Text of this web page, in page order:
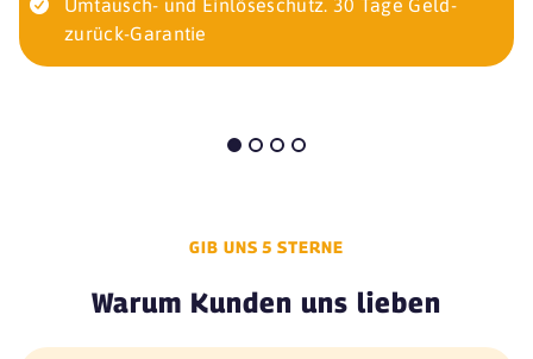
Umtausch- und Einlöseschutz. 30 Tage Geld-
zurück-Garantie
GIB UNS 5 STERNE
Warum Kunden uns lieben